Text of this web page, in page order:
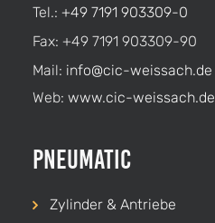
Tel.: +49 7191 903309-0
Fax: +49 7191 903309-90
Mail: info@cic-weissach.de
Web: www.cic-weissach.de
Pneumatic
Zylinder & Antriebe